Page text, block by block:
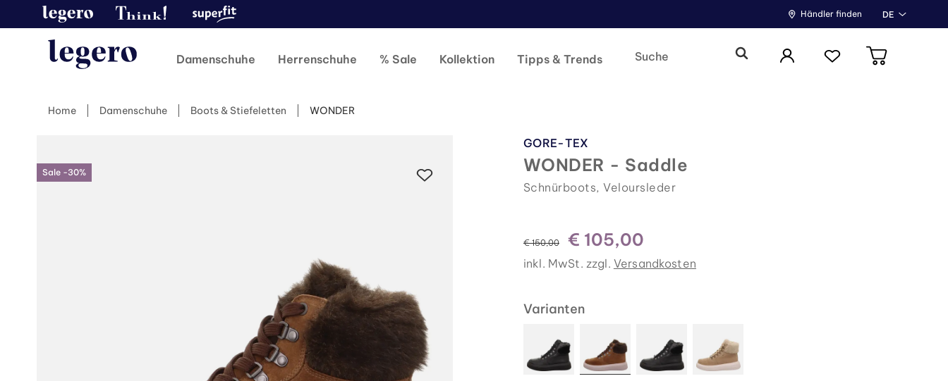
Händler finden DE
Damenschuhe Herrenschuhe % Sale Kollektion Tipps & Trends
Home Damenschuhe Boots & Stiefeletten WONDER
Sale -30%
GORE-TEX
WONDER - Saddle
Schnürboots, Veloursleder
statt
€ 150,00 € 105,00
inkl. MwSt. zzgl. Versandkosten
Varianten